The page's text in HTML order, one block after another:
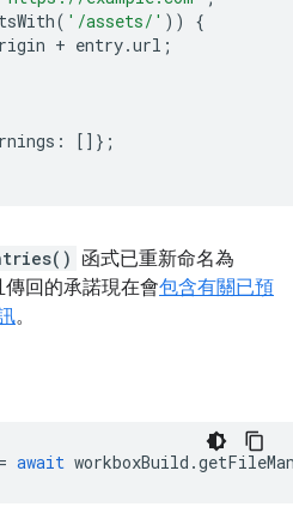
( '/assets/' ))
{
+ entry.url ;
:
[]};
函式已重新命名為
傳回的承諾現在會包含有關已預
。
= await workboxBuild .